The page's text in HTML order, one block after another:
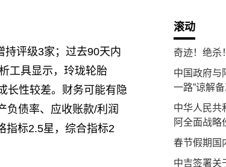
持评级3家；过去90天内
工具显示，玲珑轮胎
长性较差。财务可能有隐
负债率、应收账款/利润
指标2.5星，综合指标2
滚动
奇迹！绝杀
中国政府与
一路”谅解
中华人民共
阿全面战略
春节假期国
中吉签署关